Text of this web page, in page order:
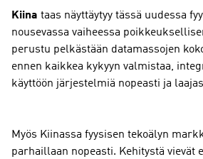
Kiina taas näyttäytyy tässä uudessa
nousevassa vaiheessa
perustu pelkästään datamassojen
ennen kaikkea kykyyn valmistaa,
käyttöön järjestelmiä nopeasti ja
Myös Kiinassa fyysisen tekoälyn
parhaillaan nopeasti. Kehitystä vievät